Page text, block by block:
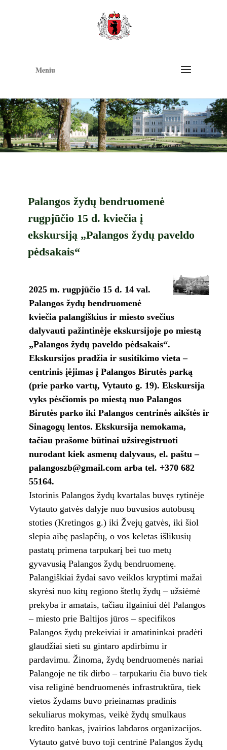
Meniu
Palangos žydų bendruomenė
rugpjūčio 15 d. kviečia į
ekskursiją „Palangos žydų paveldo
pėdsakais“
2025 m. rugpjūčio 15 d. 14 val.
Palangos žydų bendruomenė
kviečia palangiškius ir miesto svečius
dalyvauti pažintinėje ekskursijoje po miestą
„Palangos žydų paveldo pėdsakais“.
Ekskursijos pradžia ir susitikimo vieta –
centrinis įėjimas į Palangos Birutės parką
(prie parko vartų, Vytauto g. 19). Ekskursija
vyks pėsčiomis po miestą nuo Palangos
Birutės parko iki Palangos centrinės aikštės ir
Sinagogų lentos. Ekskursija nemokama,
tačiau prašome būtinai užsiregistruoti
nurodant kiek asmenų dalyvaus, el. paštu –
palangoszb@gmail.com arba tel. +370 682
55164.
Istorinis Palangos žydų kvartalas buvęs rytinėje
Vytauto gatvės dalyje nuo buvusios autobusų
stoties (Kretingos g.) iki Žvejų gatvės, iki šiol
slepia aibę paslapčių, o vos keletas išlikusių
pastatų primena tarpukarį bei tuo metų
gyvavusią Palangos žydų bendruomenę.
Palangiškiai žydai savo veiklos kryptimi mažai
skyrėsi nuo kitų regiono štetlų žydų – užsiėmė
prekyba ir amatais, tačiau ilgainiui dėl Palangos
– miesto prie Baltijos jūros – specifikos
Palangos žydų prekeiviai ir amatininkai pradėti
glaudžiai sieti su gintaro apdirbimu ir
pardavimu. Žinoma, žydų bendruomenės nariai
Palangoje ne tik dirbo – tarpukariu čia buvo tiek
visa religinė bendruomenės infrastruktūra, tiek
vietos žydams buvo prieinamas pradinis
sekuliarus mokymas, veikė žydų smulkaus
kredito bankas, įvairios labdaros organizacijos.
Vytauto gatvė buvo toji centrinė Palangos žydų